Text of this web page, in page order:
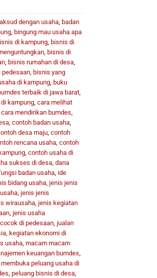
dengan usaha, badan
, bingung mau usaha apa
di kampung, bisnis di
, bisnis di
, bisnis rumahan di desa,
pedesaan, bisnis yang
di kampung, buku
terbaik di jawa barat,
kampung, cara melihat
cara mendirikan bumdes
, contoh badan usaha,
desa maju, contoh
rencana usaha, contoh
, contoh usaha di
sukses di desa, dana
badan usaha, ide
bidang usaha, jenis jenis
, jenis jenis
wirausaha, jenis kegiatan
, jenis usaha
di pedesaan, jualan
, kegiatan ekonomi di
usaha, macam macam
keuangan bumdes
membuka peluang usaha di
peluang bisnis di desa,